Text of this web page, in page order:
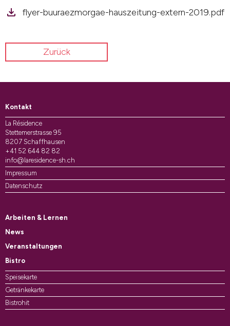
flyer-buuraezmorgae-hauszeitung-extern-2019.pdf
Zurück
Kontakt
La Résidence
Stettemerstrasse 95
8207 Schaffhausen
+41 52 644 82 82
info@laresidence-sh.ch
Impressum
Datenschutz
Arbeiten & Lernen
News
Veranstaltungen
Bistro
Speisekarte
Getränkekarte
Bistrohit